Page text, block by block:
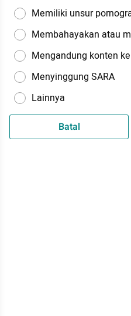
Memiliki unsur
Membahayakan atau
Mengandung konten
Menyinggung SARA
Lainnya
Batal